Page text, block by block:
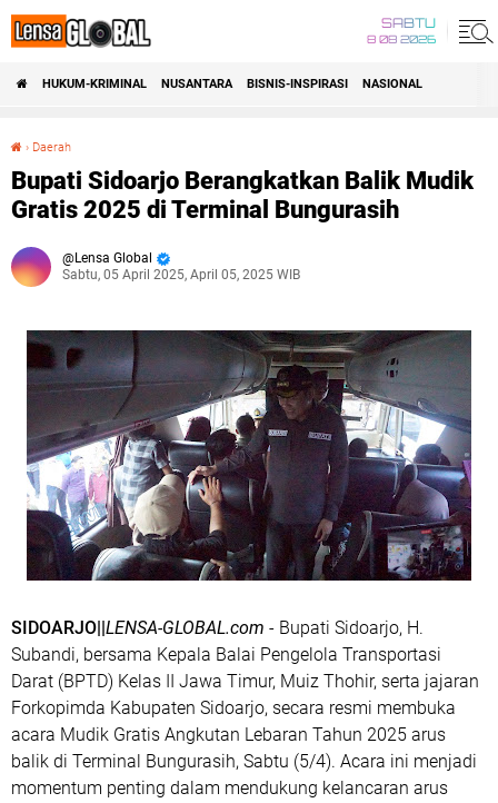
SABTU
8 08 2026
HUKUM-KRIMINAL NUSANTARA BISNIS-INSPIRASI NASIONAL
› Daerah
Bupati Sidoarjo Berangkatkan Balik Mudik
Gratis 2025 di Terminal Bungurasih
Lensa Global
Sabtu, 05 April 2025, April 05, 2025 WIB
SIDOARJO||LENSA-GLOBAL.com - Bupati Sidoarjo, H.
Subandi, bersama Kepala Balai Pengelola Transportasi
Darat (BPTD) Kelas II Jawa Timur, Muiz Thohir, serta jajaran
Forkopimda Kabupaten Sidoarjo, secara resmi membuka
acara Mudik Gratis Angkutan Lebaran Tahun 2025 arus
balik di Terminal Bungurasih, Sabtu (5/4). Acara ini menjadi
momentum penting dalam mendukung kelancaran arus